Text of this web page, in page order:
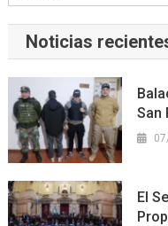
Noticias
San
El